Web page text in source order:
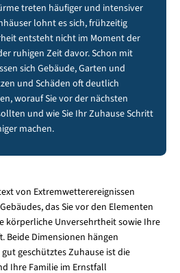
treten häufiger und intensiver
lohnt es sich, frühzeitig
entsteht nicht im Moment der
ruhigen Zeit davor. Schon mit
sich Gebäude, Garten und
und Schäden oft deutlich
worauf Sie vor der nächsten
und wie Sie Ihr Zuhause Schritt
machen.
von Extremwetterereignissen
das Sie vor den Elementen
körperliche Unversehrtheit sowie Ihre
Beide Dimensionen hängen
geschütztes Zuhause ist die
Ihre Familie im Ernstfall